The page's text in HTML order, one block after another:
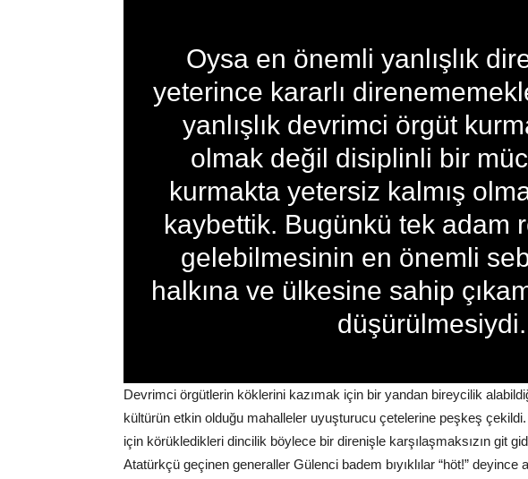
Oysa en önemli yanlışlık
yeterince kararlı direnememekle
yanlışlık devrimci örgüt
olmak değil disiplinli bir
kurmakta yetersiz kalmış
kaybettik. Bugünkü tek adam
gelebilmesinin en önemli
halkına ve ülkesine sahip
düşürülmesiydi.
Devrimci örgütlerin köklerini kazımak için bir yandan bireycilik
kültürün etkin olduğu mahalleler uyuşturucu çetelerine peşkeş
için körükledikleri dincilik böylece bir direnişle karşılaşmaksızın git
Atatürkçü geçinen generaller Gülenci badem bıyıklılar “höt!” deyince